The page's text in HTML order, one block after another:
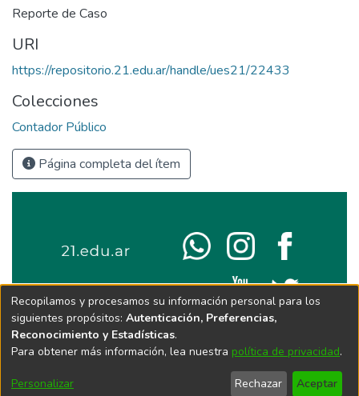
Reporte de Caso
URI
https://repositorio.21.edu.ar/handle/ues21/22433
Colecciones
Contador Público
Página completa del ítem
Recopilamos y procesamos su información personal para los
siguientes propósitos: Autenticación, Preferencias,
Reconocimiento y Estadísticas.
Para obtener más información, lea nuestra política de privacidad.
Personalizar Rechazar Aceptar